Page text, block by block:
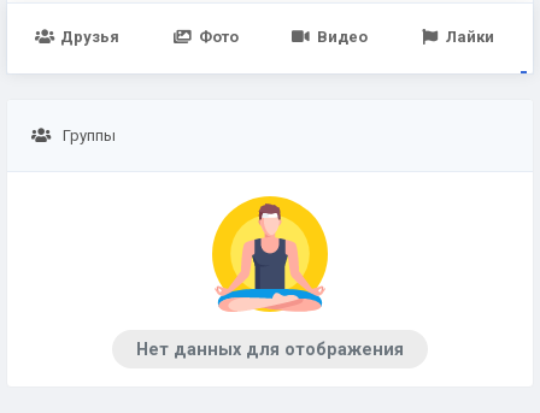
Друзья Фото Видео Лайки
Группы
Нет данных для отображения